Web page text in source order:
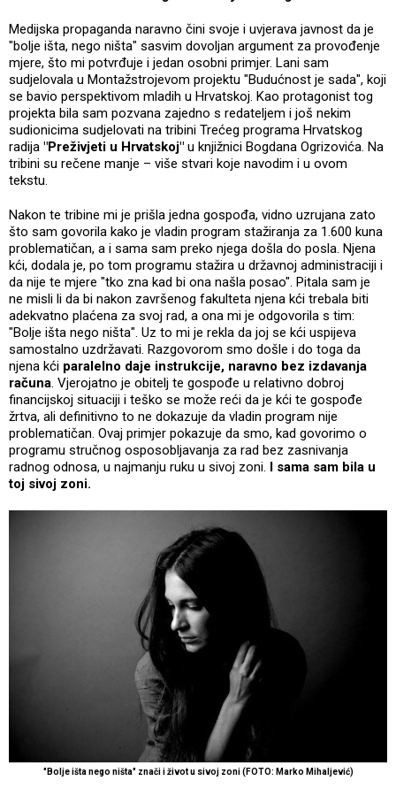
Medijska propaganda naravno čini svoje i uvjerava javnost da je
"bolje išta, nego ništa" sasvim dovoljan argument za provođenje
mjere, što mi potvrđuje i jedan osobni primjer. Lani sam
sudjelovala u Montažstrojevom projektu "Budućnost je sada", koji
se bavio perspektivom mladih u Hrvatskoj. Kao protagonist tog
projekta bila sam pozvana zajedno s redateljem i još nekim
sudionicima sudjelovati na tribini Trećeg programa Hrvatskog
radija "Preživjeti u Hrvatskoj" u knjižnici Bogdana Ogrizovića. Na
tribini su rečene manje – više stvari koje navodim i u ovom
tekstu.
Nakon te tribine mi je prišla jedna gospođa, vidno uzrujana zato
što sam govorila kako je vladin program stažiranja za 1.600 kuna
problematičan, a i sama sam preko njega došla do posla. Njena
kći, dodala je, po tom programu stažira u državnoj administraciji i
da nije te mjere "tko zna kad bi ona našla posao". Pitala sam je
ne misli li da bi nakon završenog fakulteta njena kći trebala biti
adekvatno plaćena za svoj rad, a ona mi je odgovorila s tim:
"Bolje išta nego ništa". Uz to mi je rekla da joj se kći uspijeva
samostalno uzdržavati. Razgovorom smo došle i do toga da
njena kći paralelno daje instrukcije, naravno bez izdavanja
računa. Vjerojatno je obitelj te gospođe u relativno dobroj
financijskoj situaciji i teško se može reći da je kći te gospođe
žrtva, ali definitivno to ne dokazuje da vladin program nije
problematičan. Ovaj primjer pokazuje da smo, kad govorimo o
programu stručnog osposobljavanja za rad bez zasnivanja
radnog odnosa, u najmanju ruku u sivoj zoni. I sama sam bila u
toj sivoj zoni.
"Bolje išta nego ništa" znači i život u sivoj zoni (FOTO: Marko Mihaljević)